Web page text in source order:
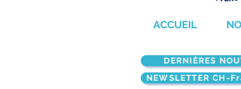
ACCUEIL
DERNIÈRES
NEWSLETTER CH-